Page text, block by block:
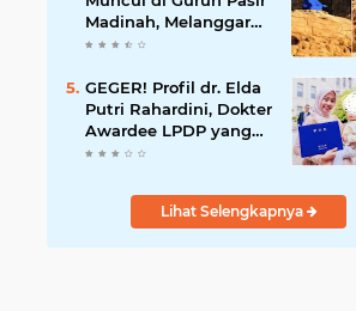
Madinah, Melanggar
Tabu Syariat Selama
GEGER! Profil dr. Elda
Putri Rahardini, Dokter
Awardee LPDP yang
Komentar Jahat ke
Lihat Selengkapnya